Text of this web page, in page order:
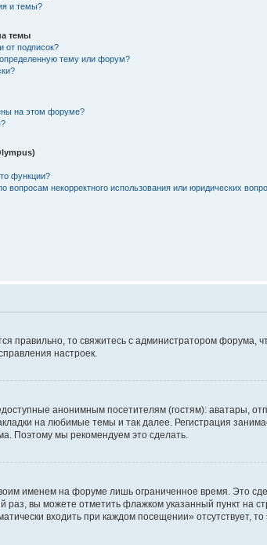
и темы?
темы
от подписок?
тему или форум?
на этом форуме?
функции?
вопросам некорректного использования или юридических
правильно, то свяжитесь с администратором форума,
настроек.
анонимным посетителям (гостям): аватары,
на любимые темы и так далее. Регистрация
Поэтому мы рекомендуем это сделать.
именем на форуме лишь ограниченное время. Это
раз, вы можете отметить флажком указанный пункт на
входить при каждом посещении» отсутствует, то